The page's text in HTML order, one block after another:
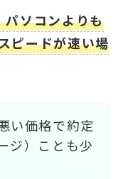
パソコンよりも
ピードが速い場
い価格で約定
ジ）ことも少